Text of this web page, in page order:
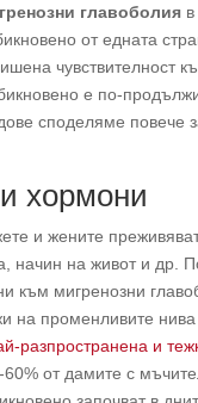
главоболия
от едната
чувствителност
е по-
споделяме повече
хормони
и жените
начин на живот и др.
към мигренозни
на променливите
разпространена и
от дамите с